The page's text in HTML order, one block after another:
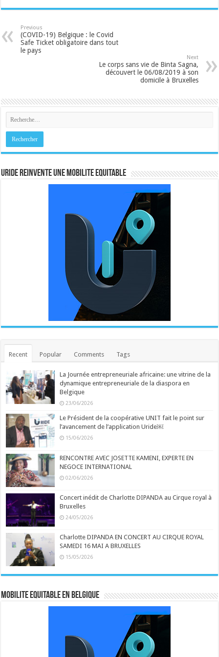
Previous
(COVID-19) Belgique : le Covid
Safe Ticket obligatoire dans tout
le pays
Next
Le corps sans vie de Binta Sagna,
découvert le 06/08/2019 à son
domicile à Bruxelles
URIDE REINVENTE UNE MOBILITE EQUITABLE
Recent Popular Comments Tags
La Journée entrepreneuriale africaine: une vitrine de la
dynamique entrepreneuriale de la diaspora en
Belgique
23/06/2026
Le Président de la coopérative UNIT fait le point sur
l’avancement de l’application Uride￼
15/06/2026
RENCONTRE AVEC JOSETTE KAMENI, EXPERTE EN
NEGOCE INTERNATIONAL
02/06/2026
Concert inédit de Charlotte DIPANDA au Cirque royal à
Bruxelles
24/05/2026
Charlotte DIPANDA EN CONCERT AU CIRQUE ROYAL
SAMEDI 16 MAI A BRUXELLES
15/05/2026
MOBILITE EQUITABLE EN BELGIQUE